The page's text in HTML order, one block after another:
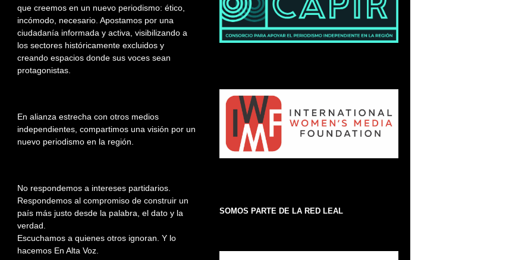
que creemos en un nuevo periodismo: ético,
incómodo, necesario. Apostamos por una
ciudadanía informada y activa, visibilizando a
los sectores históricamente excluidos y
creando espacios donde sus voces sean
protagonistas.
En alianza estrecha con otros medios
independientes, compartimos una visión por un
nuevo periodismo en la región.
No respondemos a intereses partidarios.
Respondemos al compromiso de construir un
país más justo desde la palabra, el dato y la
verdad.
Escuchamos a quienes otros ignoran. Y lo
hacemos En Alta Voz.
SOMOS PARTE DE LA RED LEAL